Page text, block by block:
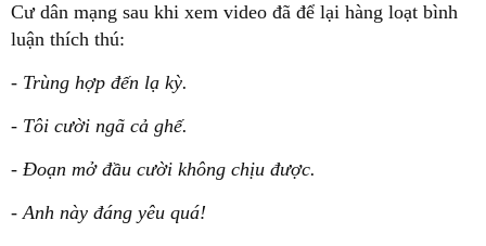
Cư dân mạng sau khi xem video đã để lại hàng loạt bình
luận thích thú:
- Trùng hợp đến lạ kỳ.
- Tôi cười ngã cả ghế.
- Đoạn mở đầu cười không chịu được.
- Anh này đáng yêu quá!